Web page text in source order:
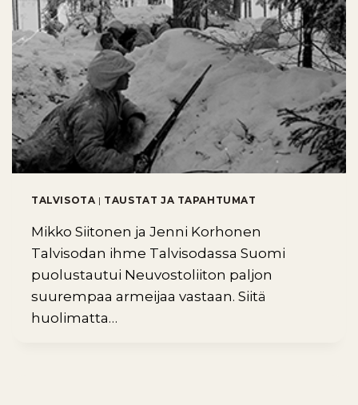
TALVISOTA | TAUSTAT JA TAPAHTUMAT
Mikko Siitonen ja Jenni Korhonen
Talvisodan ihme Talvisodassa Suomi
puolustautui Neuvostoliiton paljon
suurempaa armeijaa vastaan. Siitä
huolimatta…